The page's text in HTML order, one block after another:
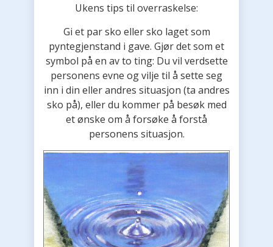
Ukens tips til overraskelse:
Gi et par sko eller sko laget som
pyntegjenstand i gave. Gjør det som et
symbol på en av to ting: Du vil verdsette
personens evne og vilje til å sette seg
inn i din eller andres situasjon (ta andres
sko på), eller du kommer på besøk med
et ønske om å forsøke å forstå
personens situasjon.